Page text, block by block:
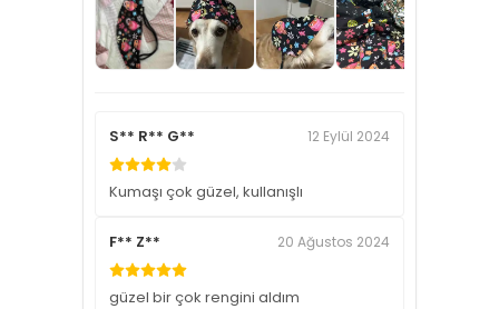
S** R** G** 12 Eylül 2024
Kumaşı çok güzel, kullanışlı
F** Z** 20 Ağustos 2024
güzel bir çok rengini aldım